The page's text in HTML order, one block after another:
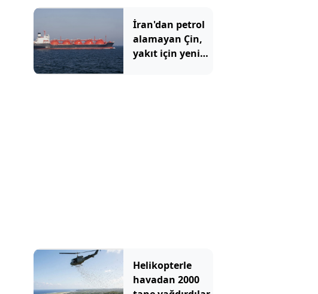
pişman oldu
İran'dan petrol
alamayan Çin,
yakıt için yeni
Helikopterle
havadan 2000